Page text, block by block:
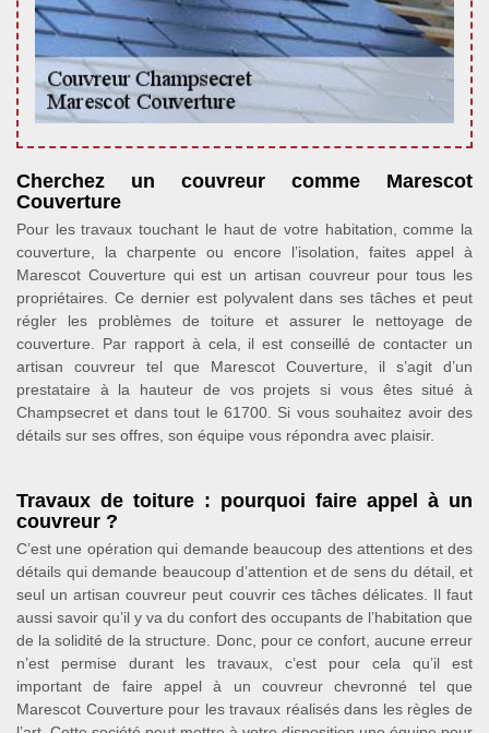
Cherchez un couvreur comme Marescot
Couverture
Pour les travaux touchant le haut de votre habitation, comme la
couverture, la charpente ou encore l’isolation, faites appel à
Marescot Couverture qui est un artisan couvreur pour tous les
propriétaires. Ce dernier est polyvalent dans ses tâches et peut
régler les problèmes de toiture et assurer le nettoyage de
couverture. Par rapport à cela, il est conseillé de contacter un
artisan couvreur tel que Marescot Couverture, il s’agit d’un
prestataire à la hauteur de vos projets si vous êtes situé à
Champsecret et dans tout le 61700. Si vous souhaitez avoir des
détails sur ses offres, son équipe vous répondra avec plaisir.
Travaux de toiture : pourquoi faire appel à un
couvreur ?
C’est une opération qui demande beaucoup des attentions et des
détails qui demande beaucoup d’attention et de sens du détail, et
seul un artisan couvreur peut couvrir ces tâches délicates. Il faut
aussi savoir qu’il y va du confort des occupants de l’habitation que
de la solidité de la structure. Donc, pour ce confort, aucune erreur
n’est permise durant les travaux, c’est pour cela qu’il est
important de faire appel à un couvreur chevronné tel que
Marescot Couverture pour les travaux réalisés dans les règles de